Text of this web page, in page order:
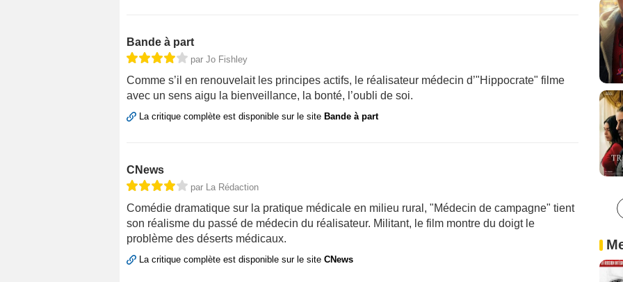
Bande à part
par Jo Fishley
Comme s’il en renouvelait les principes actifs, le réalisateur médecin d’"Hippocrate" filme
avec un sens aigu la bienveillance, la bonté, l’oubli de soi.
La critique complète est disponible sur le site Bande à part
CNews
par La Rédaction
Comédie dramatique sur la pratique médicale en milieu rural, "Médecin de campagne" tient
son réalisme du passé de médecin du réalisateur. Militant, le film montre du doigt le
problème des déserts médicaux.
La critique complète est disponible sur le site CNews